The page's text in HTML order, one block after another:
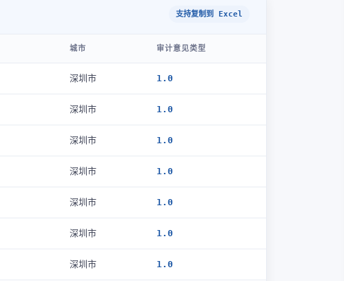
支持复制到 Excel
城市 审计意见类型
深圳市 1.0
深圳市 1.0
深圳市 1.0
深圳市 1.0
深圳市 1.0
深圳市 1.0
深圳市 1.0